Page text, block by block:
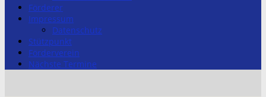
Förderer
Impressum
Datenschutz
Stützpunkt
Förderverein
Nächste Termine